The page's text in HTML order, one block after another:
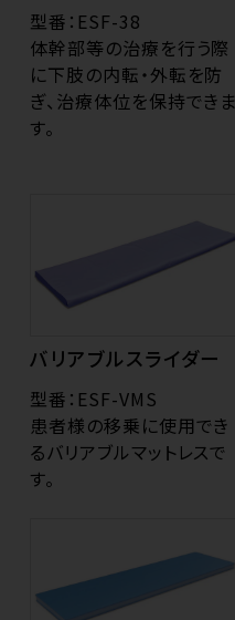
型番：ESF-38
体幹部等の治療を行う際
に下肢の内転・外転を防
ぎ、治療体位を保持できま
す。
バリアブルスライダー
型番：ESF-VMS
患者様の移乗に使用でき
るバリアブルマットレスで
す。